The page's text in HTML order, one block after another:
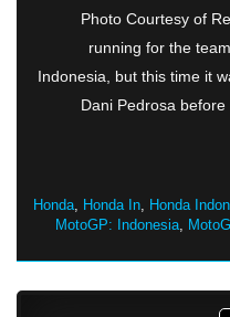
Photo Courtesy of
running for the
Indonesia, but this time
Dani Pedrosa
Honda,Honda In,Honda
MotoGP: Indonesia,